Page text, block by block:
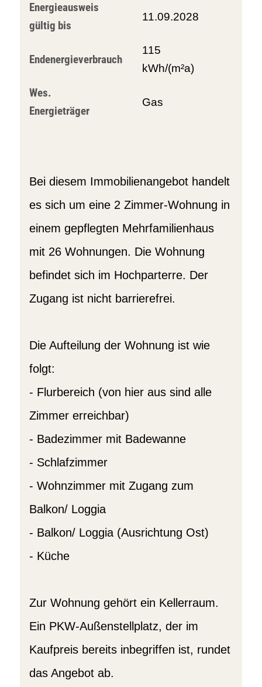
Energieausweis
gültig bis
11.09.2028
Endenergieverbrauch
115
kWh/(m²a)
Wes.
Energieträger
Gas
Bei diesem Immobilienangebot handelt
es sich um eine 2 Zimmer-Wohnung in
einem gepflegten Mehrfamilienhaus
mit 26 Wohnungen. Die Wohnung
befindet sich im Hochparterre. Der
Zugang ist nicht barrierefrei.
Die Aufteilung der Wohnung ist wie
folgt:
- Flurbereich (von hier aus sind alle
Zimmer erreichbar)
- Badezimmer mit Badewanne
- Schlafzimmer
- Wohnzimmer mit Zugang zum
Balkon/ Loggia
- Balkon/ Loggia (Ausrichtung Ost)
- Küche
Zur Wohnung gehört ein Kellerraum.
Ein PKW-Außenstellplatz, der im
Kaufpreis bereits inbegriffen ist, rundet
das Angebot ab.